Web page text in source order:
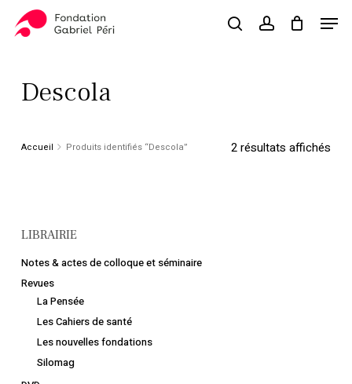
searchaccount
Panier Close
Descola
2 résultats affichés
Accueil Produits identifiés “Descola”
LIBRAIRIE
Notes & actes de colloque et séminaire
Revues
La Pensée
Les Cahiers de santé
Les nouvelles fondations
Silomag